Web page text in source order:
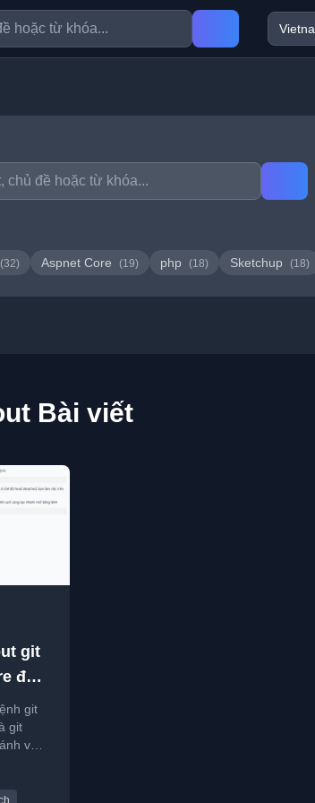
(32) Aspnet Core (19) php (18) Sketchup (18)
Bài viết
git
để
git
git
và